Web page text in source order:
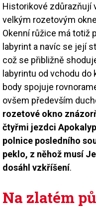
Historikové zdůrazňují
velkým rozetovým
Okenní růžice má totiž
labyrint a navíc se její
což se přibližně
labyrintu od vchodu do
body spojuje
ovšem především
rozetové okno
čtyřmi jezdci
polnice posledního
peklo, z něhož musí
dosáhl vzkříšení.
Na zlatém